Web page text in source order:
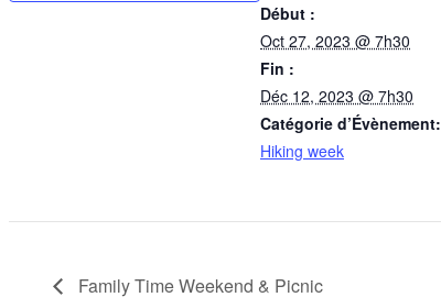
Début :
Oct 27, 2023 @ 7h30
Fin :
Déc 12, 2023 @ 7h30
Catégorie d’Évènement:
Hiking week
Family Time Weekend & Picnic